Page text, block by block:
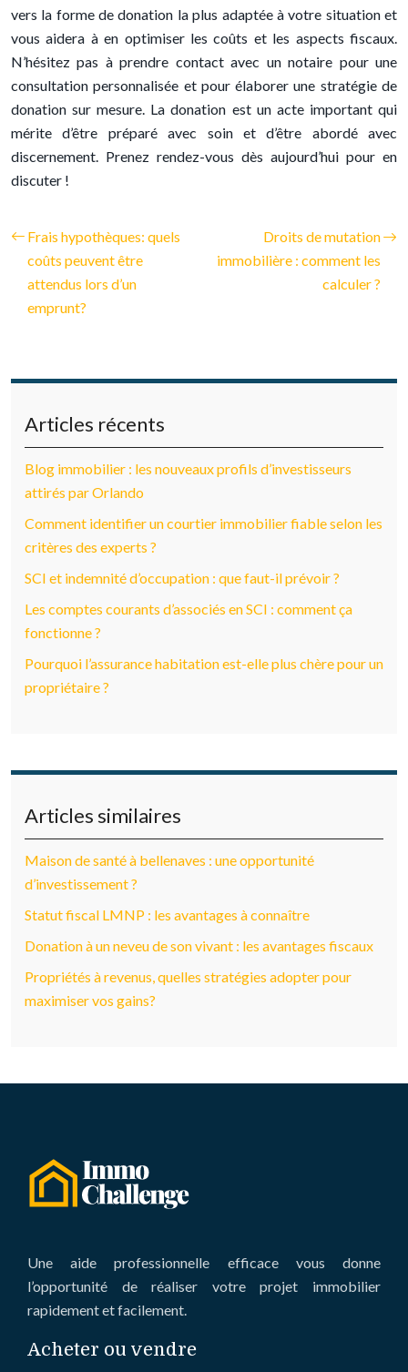
vers la forme de donation la plus adaptée à votre situation et
vous aidera à en optimiser les coûts et les aspects fiscaux.
N’hésitez pas à prendre contact avec un notaire pour une
consultation personnalisée et pour élaborer une stratégie de
donation sur mesure. La donation est un acte important qui
mérite d’être préparé avec soin et d’être abordé avec
discernement. Prenez rendez-vous dès aujourd’hui pour en
discuter !
Frais hypothèques: quels
coûts peuvent être
attendus lors d’un
emprunt?
Droits de mutation
immobilière : comment les
calculer ?
Articles récents
Blog immobilier : les nouveaux profils d’investisseurs
attirés par Orlando
Comment identifier un courtier immobilier fiable selon les
critères des experts ?
SCI et indemnité d’occupation : que faut-il prévoir ?
Les comptes courants d’associés en SCI : comment ça
fonctionne ?
Pourquoi l’assurance habitation est-elle plus chère pour un
propriétaire ?
Articles similaires
Maison de santé à bellenaves : une opportunité
d’investissement ?
Statut fiscal LMNP : les avantages à connaître
Donation à un neveu de son vivant : les avantages fiscaux
Propriétés à revenus, quelles stratégies adopter pour
maximiser vos gains?
Une aide professionnelle efficace vous donne
l’opportunité de réaliser votre projet immobilier
rapidement et facilement.
Acheter ou vendre